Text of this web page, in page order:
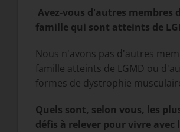
Avez-vous d'autres membres
famille qui sont atteints de
Nous n'avons pas d'autres
famille atteints de LGMD ou
formes de dystrophie
Quels sont, selon vous, les
défis à relever pour vivre avec